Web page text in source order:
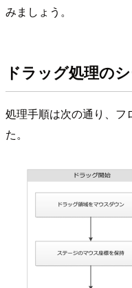
みましょう。
ドラッグ処理の
処理手順は次の通り、フ
た。